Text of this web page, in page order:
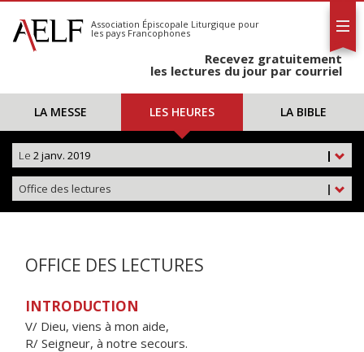
S'abonner
Calendrier
Association Épiscopale Liturgique pour
les pays Francophones
Recevez gratuitement
les lectures du jour par courriel
LA MESSE LES HEURES LA BIBLE
|
Le 2 janv. 2019
|
Office des lectures
OFFICE DES LECTURES
INTRODUCTION
V/ Dieu, viens à mon aide,
R/ Seigneur, à notre secours.